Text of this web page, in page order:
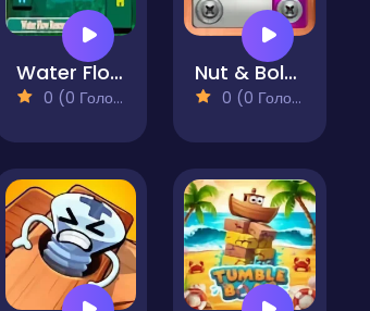
Water Flow Rescue
0 (0 Голосів)
Nut & Bolt Steel Screw Puzzle
0 (0 Голосів)